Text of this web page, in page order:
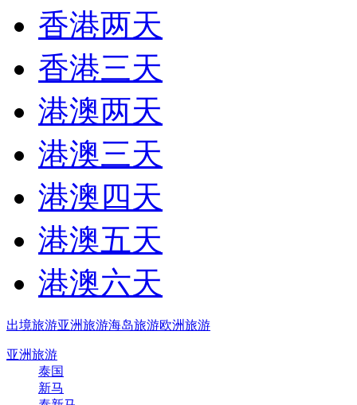
香港两天
香港三天
港澳两天
港澳三天
港澳四天
港澳五天
港澳六天
出境旅游亚洲旅游海岛旅游欧洲旅游
亚洲旅游
泰国
新马